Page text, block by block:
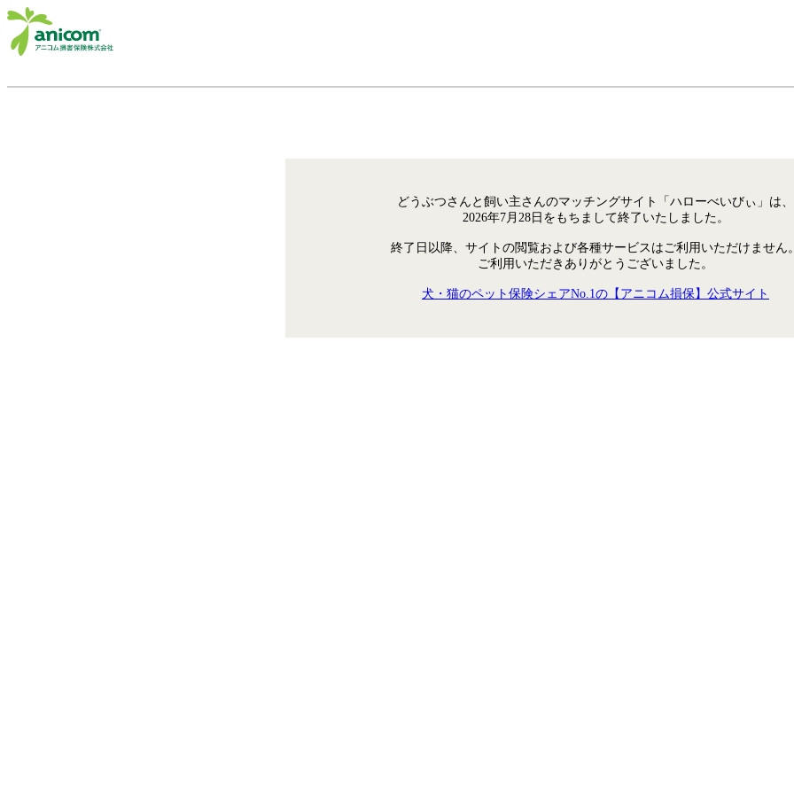
どうぶつさんと飼い主さんのマッチングサイト「ハローべいびぃ」は、
2026年7月28日をもちまして終了いたしました。
終了日以降、サイトの閲覧および各種サービスはご利用いただけません
ご利用いただきありがとうございました。
犬・猫のペット保険シェアNo.1の【アニコム損保】公式サイト